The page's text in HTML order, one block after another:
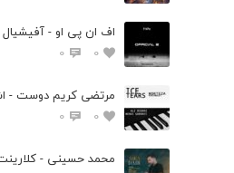
اف ان پی او - آفیشیال 2
0
0
مرتضی کریم دوست -
0
0
محمد حسینی -